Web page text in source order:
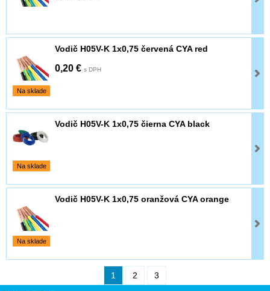
Na sklade
Vodič H05V-K 1x0,75 červená CYA red
0,20 € s DPH
Na sklade
Vodič H05V-K 1x0,75 čierna CYA black
Na sklade
Vodič H05V-K 1x0,75 oranžová CYA orange
1 2 3